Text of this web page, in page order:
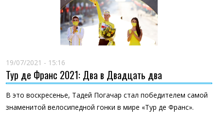
19/07/2021 - 15:16
Тур де Франс 2021: Два в Двадцать два
В это воскресенье, Тадей Погачар стал победителем самой
знаменитой велосипедной гонки в мире «Тур де Франс».